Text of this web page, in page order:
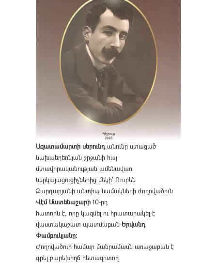
Ազատամարտի սերունդանունը ստացած
նախաեղեռնյան շրջանի հայ
մտավորականության ամենավառ
ներկայացուցիչներից մեկի՝ Ռուբեն
Զարդարյանի անտիպ նամակների ժողովածուն
Վէմ Մատենաշարի 10-րդ
հատորն է, որը կազմել ու հրատարակել է
վաստակաշատ պատմաբան Երվանդ
Փամբուկյանը։
Ժողովածուի համար մանրամասն առաջաբան է
գրել բարեխիղճ հետազոտող